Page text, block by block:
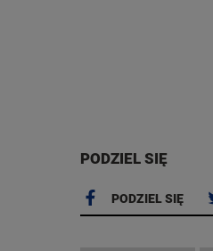
PODZIEL SIĘ
PODZIEL SIĘ